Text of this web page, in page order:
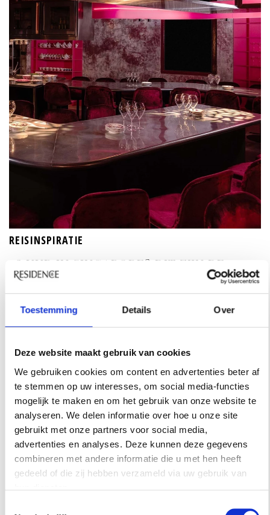
Toestemming Details Over
Deze website maakt gebruik van cookies
We gebruiken cookies om content en advertenties beter af
te stemmen op uw interesses, om social media-functies
mogelijk te maken en om het gebruik van onze website te
analyseren. We delen informatie over hoe u onze site
gebruikt met onze partners voor social media,
advertenties en analyses. Deze kunnen deze gegevens
combineren met andere informatie die u met hen heeft
gedeeld of die zij hebben verzameld via uw gebruik van
REISINSPIRATIE
48 UUR IN SINGAPORE? DIT ZIJN DE
FAVORIETEN VAN ARCHITECT SABRINA
BIGNAMI
De stad waar architect Sabrina Bignami verliefd op
werd. Een hotel met een verrassend uitzicht staat op
opzoekt.